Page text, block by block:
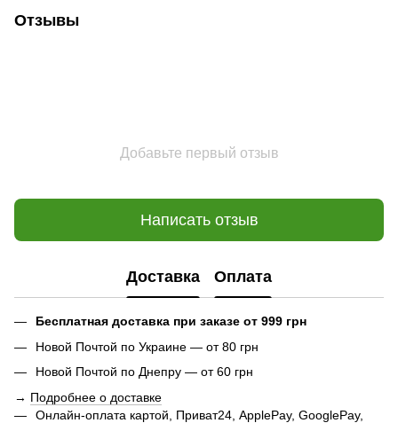
Отзывы
Добавьте первый отзыв
Написать отзыв
Доставка Оплата
Бесплатная доставка при заказе от 999 грн
Новой Почтой по Украине — от 80 грн
Новой Почтой по Днепру — от 60 грн
→ Подробнее о доставке
Онлайн-оплата картой, Приват24, ApplePay, GooglePay,